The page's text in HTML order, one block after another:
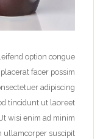
option congue
facer possim
adipiscing
tincidunt ut laoreet
wisi enim ad minim
ullamcorper suscipit